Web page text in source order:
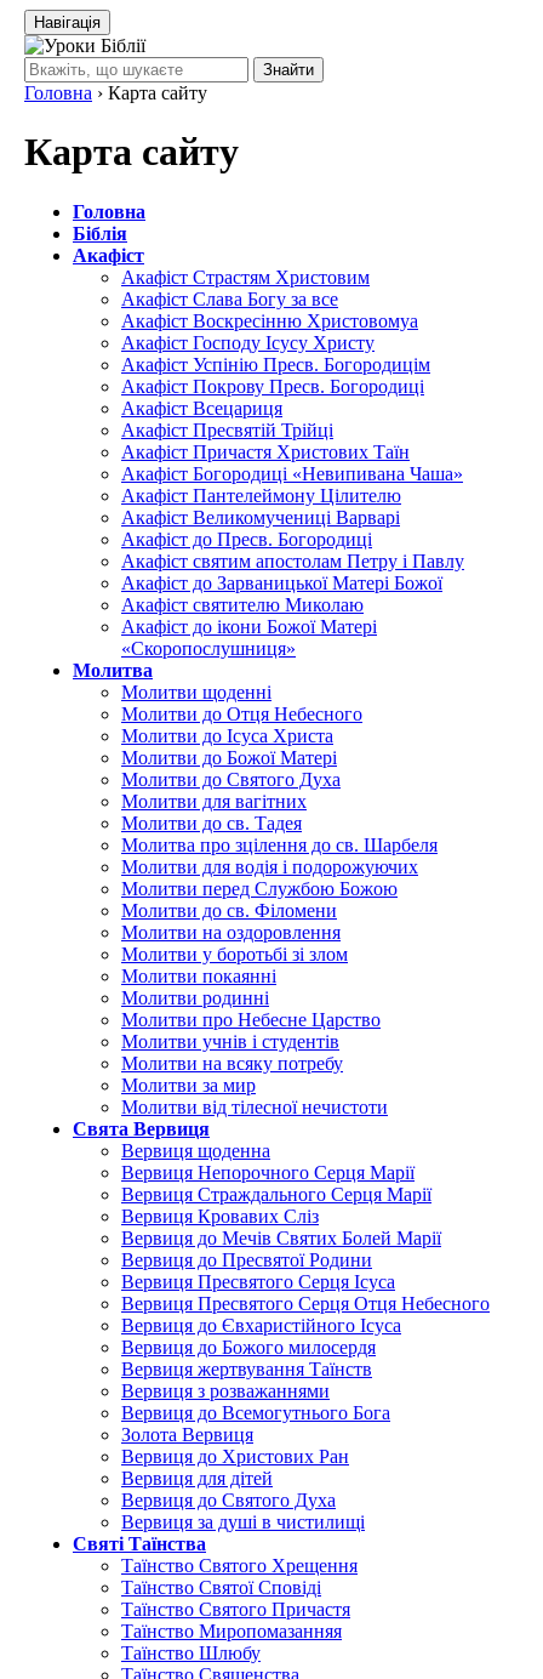
Навігація
Знайти
Головна › Карта сайту
Карта сайту
Головна
Біблія
Акафіст
Акафіст Страстям Христовим
Акафіст Слава Богу за все
Акафіст Воскресінню Христовомуа
Акафіст Господу Ісусу Христу
Акафіст Успінію Пресв. Богородицім
Акафіст Покрову Пресв. Богородиці
Акафіст Всецариця
Акафіст Пресвятій Трійці
Акафіст Причастя Христових Таїн
Акафіст Богородиці «Невипивана Чаша»
Акафіст Пантелеймону Цілителю
Акафіст Великомучениці Варварі
Акафіст до Пресв. Богородиці
Акафіст святим апостолам Петру і Павлу
Акафіст до Зарваницької Матері Божої
Акафіст святителю Миколаю
Акафіст до ікони Божої Матері
«Скоропослушниця»
Молитва
Молитви щоденні
Молитви до Отця Небесного
Молитви до Ісуса Христа
Молитви до Божої Матері
Молитви до Святого Духа
Молитви для вагітних
Молитви до св. Тадея
Молитва про зцілення до св. Шарбеля
Молитви для водія і подорожуючих
Молитви перед Службою Божою
Молитви до св. Філомени
Молитви на оздоровлення
Молитви у боротьбі зі злом
Молитви покаянні
Молитви родинні
Молитви про Небесне Царство
Молитви учнів і студентів
Молитви на всяку потребу
Молитви за мир
Молитви від тілесної нечистоти
Свята Вервиця
Вервиця щоденна
Вервиця Непорочного Серця Марії
Вервиця Страждального Серця Марії
Вервиця Кровавих Сліз
Вервиця до Мечів Святих Болей Марії
Вервиця до Пресвятої Родини
Вервиця Пресвятого Серця Ісуса
Вервиця Пресвятого Серця Отця Небесного
Вервиця до Євхаристійного Ісуса
Вервиця до Божого милосердя
Вервиця жертвування Таїнств
Вервиця з розважаннями
Вервиця до Всемогутнього Бога
Золота Вервиця
Вервиця до Христових Ран
Вервиця для дітей
Вервиця до Святого Духа
Вервиця за душі в чистилищі
Святі Таїнства
Таїнство Святого Хрещення
Таїнство Святої Сповіді
Таїнство Святого Причастя
Таїнство Миропомазанняя
Таїнство Шлюбу
Таїнство Священства